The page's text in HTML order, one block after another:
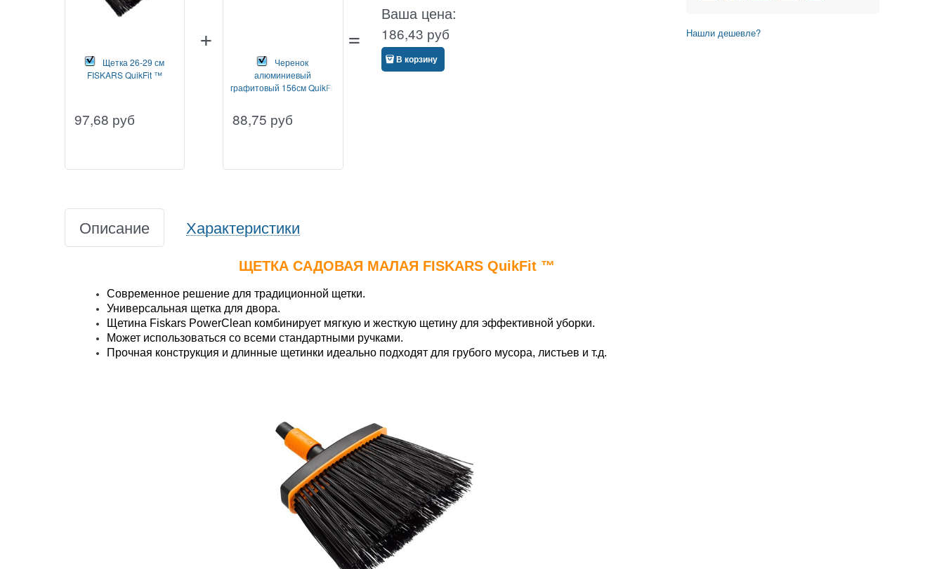
Щетка 26-29 см
FISKARS QuikFit ™
97,68 руб
Черенок
алюминиевый
графитовый 156см QuikFit
88,75 руб
Ваша цена:
186,43 руб
В корзину
Описание Характеристики
ЩЕТКА САДОВАЯ МАЛАЯ FISKARS QuikFit ™
Современное решение для традиционной щетки.
Универсальная щетка для двора.
Щетина Fiskars PowerClean комбинирует мягкую и жесткую щетину для эффективной уборки.
Может использоваться со всеми стандартными ручками.
Прочная конструкция и длинные щетинки идеально подходят для грубого мусора, листьев и т.д.
Нашли дешевле?